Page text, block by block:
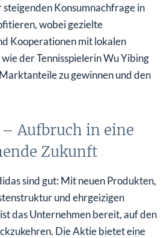
steigenden Konsumnachfrage in
wobei gezielte
Kooperationen mit lokalen
der Tennisspielerin Wu Yibing
zu gewinnen und den
Aufbruch in eine
Zukunft
sind gut: Mit neuen Produkten,
und ehrgeizigen
das Unternehmen bereit, auf den
Die Aktie bietet eine